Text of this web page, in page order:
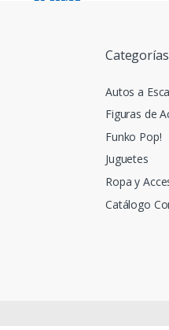
Categorías
Autos a
Figuras de
Funko Pop!
Juguetes
Ropa y
Catálogo